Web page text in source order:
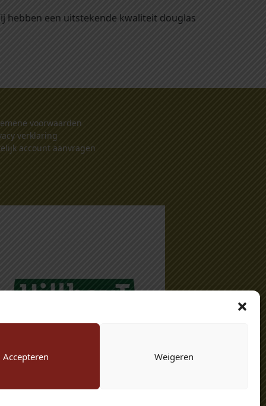
Accepteren Weigeren
hebben een uitstekende kwaliteit douglas
voorwaarden
verklaring
account aanvragen